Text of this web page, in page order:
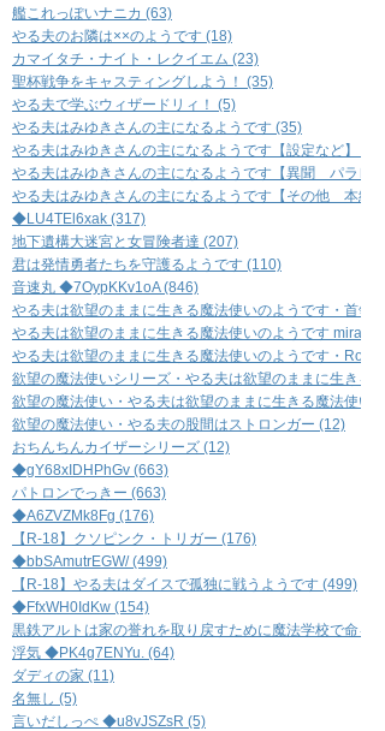
艦これっぽいナニカ (63)
やる夫のお隣は××のようです (18)
カマイタチ・ナイト・レクイエム (23)
聖杯戦争をキャスティングしよう！ (35)
やる夫で学ぶウィザードリィ！ (5)
やる夫はみゆきさんの主になるようです (35)
やる夫はみゆきさんの主になるようです【設定など】 (14)
やる夫はみゆきさんの主になるようです【異聞 パラレ
やる夫はみゆきさんの主になるようです【その他 本編
◆LU4TEl6xak (317)
地下遺構大迷宮と女冒険者達 (207)
君は発情勇者たちを守護るようです (110)
音速丸 ◆7OypKKv1oA (846)
やる夫は欲望のままに生きる魔法使いのようです・首領８
やる夫は欲望のままに生きる魔法使いのようです
やる夫は欲望のままに生きる魔法使いのようです・Rock
欲望の魔法使いシリーズ・やる夫は欲望のままに生きる
欲望の魔法使い・やる夫は欲望のままに生きる魔法使い
欲望の魔法使い・やる夫の股間はストロンガー (12)
おちんちんカイザーシリーズ (12)
◆gY68xIDHPhGv (663)
パトロンでっきー (663)
◆A6ZVZMk8Fg (176)
【R-18】クソピンク・トリガー (176)
◆bbSAmutrEGW/ (499)
【R-18】やる夫はダイスで孤独に戦うようです (499)
◆FfxWH0IdKw (154)
黒鉄アルトは家の誉れを取り戻すために魔法学校で命を
浮気 ◆PK4g7ENYu. (64)
ダディの家 (11)
名無し (5)
言いだしっぺ ◆u8vJSZsR (5)